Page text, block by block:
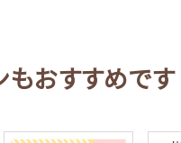
もおすすめです